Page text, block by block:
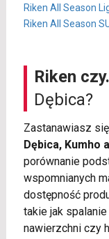
Riken All Season
Riken All Season
Riken
Dębica?
Zastanawiasz
Dębica, Kumho
porównanie
wspomnianych
dostępność
takie jak
nawierzchni czy